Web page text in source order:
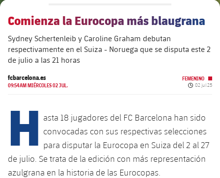
chevron-right
label.aria.chevronright
Órganos
chevron-right
label.aria.chevronright
Documents
Más que un club
Masia 360
Década a década
Presidentes
Centro de documentación
plusicon
más
Comienza la Eurocopa más blaugrana
Sydney Schertenleib y Caroline Graham debutan
respectivamente en el Suiza - Noruega que se disputa este 2
de julio a las 21 horas
fcbarcelona.es
09:54AM MIÉRCOLES 02 JUL.
FEMENINO
Fecha de
02 jul 25
H asta 18 jugadores del FC Barcelona han sido
convocadas con sus respectivas selecciones
para disputar la Eurocopa en Suiza del 2 al 27
de julio. Se trata de la edición con más representación
azulgrana en la historia de las Eurocopas.